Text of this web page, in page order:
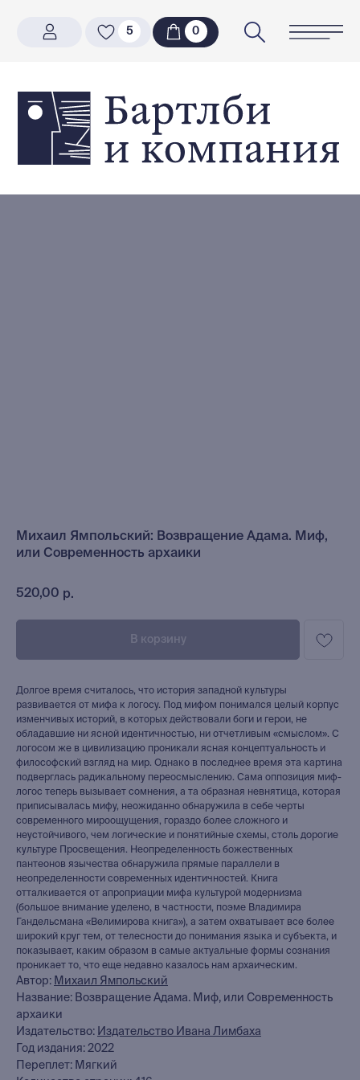
00
Михаил Ямпольский: Возвращение Адама. Миф,
или Современность архаики
520,00 р.
В корзину
Долгое время считалось, что история западной культуры
развивается от мифа к логосу. Под мифом понимался целый корпус
изменчивых историй, в которых действовали боги и герои, не
обладавшие ни ясной идентичностью, ни отчетливым «смыслом». С
логосом же в цивилизацию проникали ясная концептуальность и
философский взгляд на мир. Однако в последнее время эта картина
подверглась радикальному переосмыслению. Сама оппозиция миф-
логос теперь вызывает сомнения, а та образная невнятица, которая
приписывалась мифу, неожиданно обнаружила в себе черты
современного мироощущения, гораздо более сложного и
неустойчивого, чем логические и понятийные схемы, столь дорогие
культуре Просвещения. Неопределенность божественных
пантеонов язычества обнаружила прямые параллели в
неопределенности современных идентичностей. Книга
отталкивается от апроприации мифа культурой модернизма
(большое внимание уделено, в частности, поэме Владимира
Гандельсмана «Велимирова книга»), а затем охватывает все более
широкий круг тем, от телесности до понимания языка и субъекта, и
показывает, каким образом в самые актуальные формы сознания
проникает то, что еще недавно казалось нам архаическим.
Автор: Михаил Ямпольский
Название: Возвращение Адама. Миф, или Современность
архаики
Издательство: Издательство Ивана Лимбаха
Год издания: 2022
Переплет: Мягкий
книжный интернет-магазин
из Петербурга